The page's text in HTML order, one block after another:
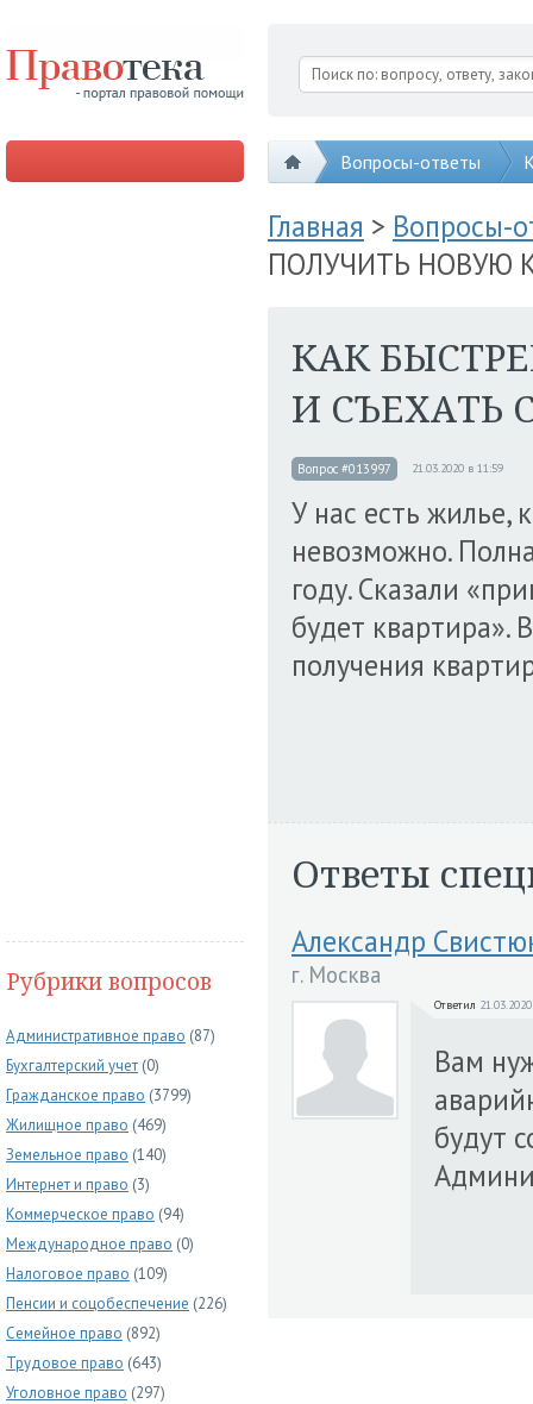
Вопросы-ответы
Рубрики вопросов
Административное право (87)
Бухгалтерский учет (0)
Гражданское право (3799)
Жилищное право (469)
Земельное право (140)
Интернет и право (3)
Коммерческое право (94)
Международное право (0)
Налоговое право (109)
Пенсии и соцобеспечение (226)
Семейное право (892)
Трудовое право (643)
Уголовное право (297)
Главная > Вопросы-
ПОЛУЧИТЬ НОВУЮ
КАК
И СЪЕХАТЬ
Вопрос #013997 21.03.2020 в 11:59
У нас есть жилье,
невозможно.
году. Сказали
будет квартира».
получения
Ответы
Александр
г. Москва
Ответил
Вам
будут